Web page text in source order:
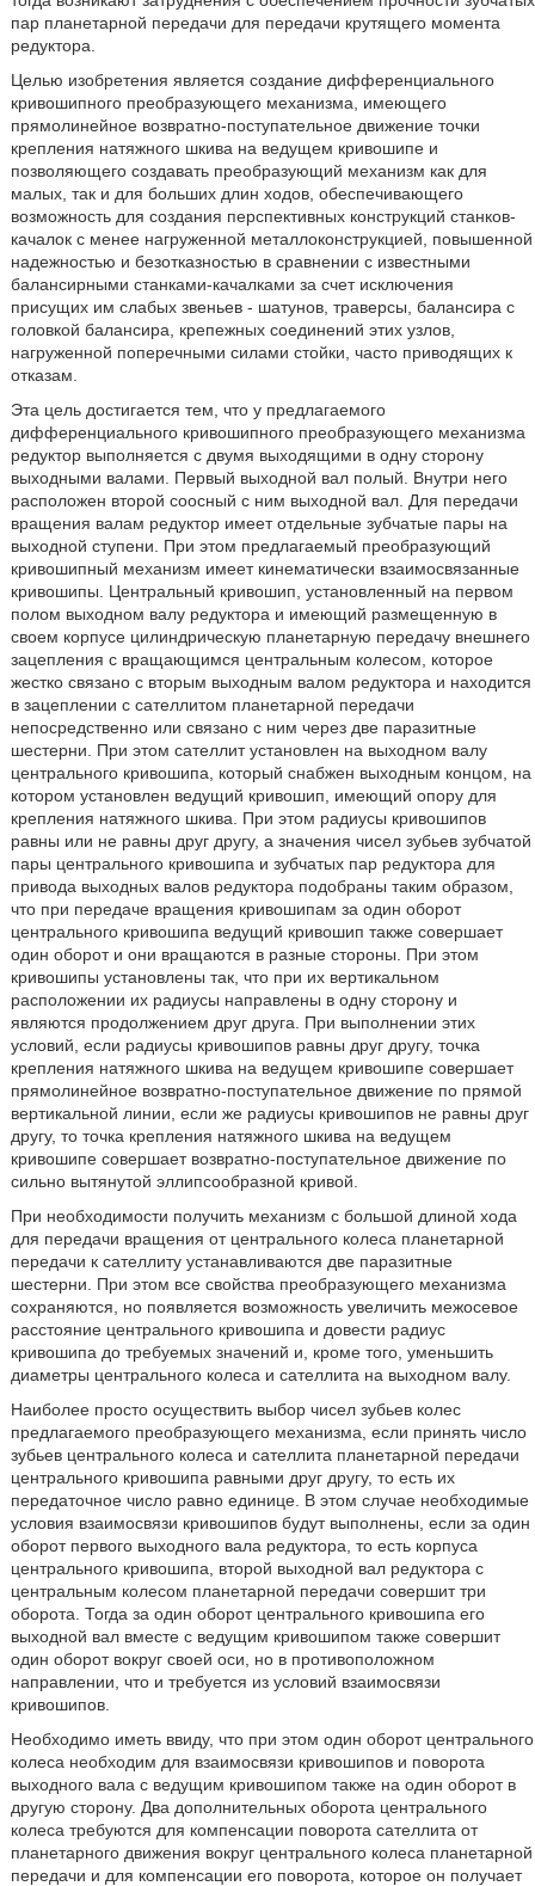
пар планетарной передачи для передачи крутящего момента
редуктора.
Целью изобретения является создание дифференциального
кривошипного преобразующего механизма, имеющего
прямолинейное возвратно-поступательное движение точки
крепления натяжного шкива на ведущем кривошипе и
позволяющего создавать преобразующий механизм как для
малых, так и для больших длин ходов, обеспечивающего
возможность для создания перспективных конструкций станков-
качалок с менее нагруженной металлоконструкцией, повышенной
надежностью и безотказностью в сравнении с известными
балансирными станками-качалками за счет исключения
присущих им слабых звеньев - шатунов, траверсы, балансира с
головкой балансира, крепежных соединений этих узлов,
нагруженной поперечными силами стойки, часто приводящих к
отказам.
Эта цель достигается тем, что у предлагаемого
дифференциального кривошипного преобразующего механизма
редуктор выполняется с двумя выходящими в одну сторону
выходными валами. Первый выходной вал полый. Внутри него
расположен второй соосный с ним выходной вал. Для передачи
вращения валам редуктор имеет отдельные зубчатые пары на
выходной ступени. При этом предлагаемый преобразующий
кривошипный механизм имеет кинематически взаимосвязанные
кривошипы. Центральный кривошип, установленный на первом
полом выходном валу редуктора и имеющий размещенную в
своем корпусе цилиндрическую планетарную передачу внешнего
зацепления с вращающимся центральным колесом, которое
жестко связано с вторым выходным валом редуктора и находится
в зацеплении с сателлитом планетарной передачи
непосредственно или связано с ним через две паразитные
шестерни. При этом сателлит установлен на выходном валу
центрального кривошипа, который снабжен выходным концом, на
котором установлен ведущий кривошип, имеющий опору для
крепления натяжного шкива. При этом радиусы кривошипов
равны или не равны друг другу, а значения чисел зубьев зубчатой
пары центрального кривошипа и зубчатых пар редуктора для
привода выходных валов редуктора подобраны таким образом,
что при передаче вращения кривошипам за один оборот
центрального кривошипа ведущий кривошип также совершает
один оборот и они вращаются в разные стороны. При этом
кривошипы установлены так, что при их вертикальном
расположении их радиусы направлены в одну сторону и
являются продолжением друг друга. При выполнении этих
условий, если радиусы кривошипов равны друг другу, точка
крепления натяжного шкива на ведущем кривошипе совершает
прямолинейное возвратно-поступательное движение по прямой
вертикальной линии, если же радиусы кривошипов не равны друг
другу, то точка крепления натяжного шкива на ведущем
кривошипе совершает возвратно-поступательное движение по
сильно вытянутой эллипсообразной кривой.
При необходимости получить механизм с большой длиной хода
для передачи вращения от центрального колеса планетарной
передачи к сателлиту устанавливаются две паразитные
шестерни. При этом все свойства преобразующего механизма
сохраняются, но появляется возможность увеличить межосевое
расстояние центрального кривошипа и довести радиус
кривошипа до требуемых значений и, кроме того, уменьшить
диаметры центрального колеса и сателлита на выходном валу.
Наиболее просто осуществить выбор чисел зубьев колес
предлагаемого преобразующего механизма, если принять число
зубьев центрального колеса и сателлита планетарной передачи
центрального кривошипа равными друг другу, то есть их
передаточное число равно единице. В этом случае необходимые
условия взаимосвязи кривошипов будут выполнены, если за один
оборот первого выходного вала редуктора, то есть корпуса
центрального кривошипа, второй выходной вал редуктора с
центральным колесом планетарной передачи совершит три
оборота. Тогда за один оборот центрального кривошипа его
выходной вал вместе с ведущим кривошипом также совершит
один оборот вокруг своей оси, но в противоположном
направлении, что и требуется из условий взаимосвязи
кривошипов.
Необходимо иметь ввиду, что при этом один оборот центрального
колеса необходим для взаимосвязи кривошипов и поворота
выходного вала с ведущим кривошипом также на один оборот в
другую сторону. Два дополнительных оборота центрального
колеса требуются для компенсации поворота сателлита от
планетарного движения вокруг центрального колеса планетарной
передачи и для компенсации его поворота, которое он получает